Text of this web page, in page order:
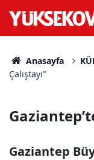
Anasayfa
Çalıştayı"
Gaziantep